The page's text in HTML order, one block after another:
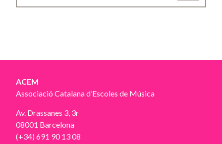
ACEM
Associació Catalana d’Escoles de Música
Av. Drassanes 3, 3r
08001 Barcelona
(+34) 691 90 13 08